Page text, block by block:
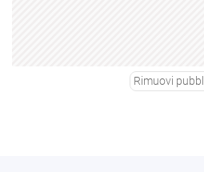
Rimuovi